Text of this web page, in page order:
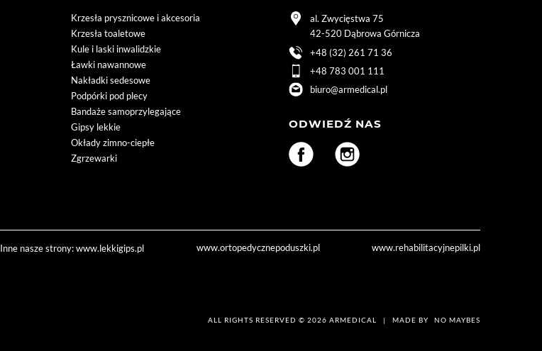
Krzesła prysznicowe i akcesoria
Krzesła toaletowe
Kule i laski inwalidzkie
Ławki nawannowe
Nakładki sedesowe
Podpórki pod plecy
Bandaże samoprzylegające
Gipsy lekkie
Okłady zimno-ciepłe
Zgrzewarki
al. Zwycięstwa 75
42-520 Dąbrowa Górnicza
+48 (32) 261 71 36
+48 783 001 111
biuro@armedical.pl
ODWIEDŹ NAS
Inne nasze strony:www.lekkigips.pl www.ortopedycznepoduszki.pl www.rehabilitacyjnepilki.pl
ALL RIGHTS RESERVED © 2026 ARMEDICAL | MADE BY NO MAYBES